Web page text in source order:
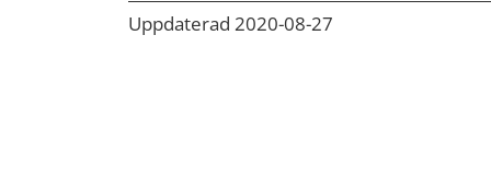
Uppdaterad 2020-08-27